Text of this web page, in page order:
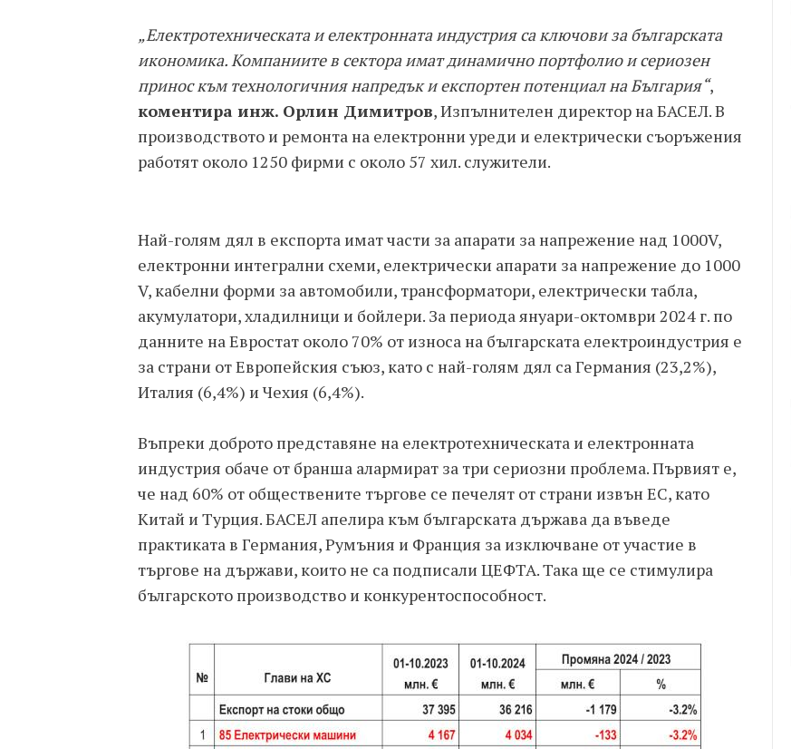
„Електротехническата и електронната индустрия са ключови за българската
икономика. Компаниите в сектора имат динамично портфолио и сериозен
принос към технологичния напредък и експортeн потенциал на България“,
коментира инж. Орлин Димитров, Изпълнителен директор на БАСЕЛ. В
производството и ремонта на електронни уреди и електрически съоръжения
работят около 1250 фирми с около 57 хил. служители.
Най-голям дял в експорта имат части за апарати за напрежение над 1000V,
електронни интегрални схеми, електрически апарати за напрежение до 1000
V, кабелни форми за автомобили, трансформатори, електрически табла,
акумулатори, хладилници и бойлери. За периода януари-октомври 2024 г. по
данните на Евростат около 70% от износа на българската електроиндустрия е
за страни от Европейския съюз, като с най-голям дял са Германия (23,2%),
Италия (6,4%) и Чехия (6,4%).
Въпреки доброто представяне на електротехническата и електронната
индустрия обаче от бранша алармират за три сериозни проблема. Първият е,
че над 60% от обществените търгове се печелят от страни извън ЕС, като
Китай и Турция. БАСЕЛ апелира към българската държава да въведе
практиката в Германия, Румъния и Франция за изключване от участие в
търгове на държави, които не са подписали ЦЕФТА. Така ще се стимулира
българското производство и конкурентоспособност.